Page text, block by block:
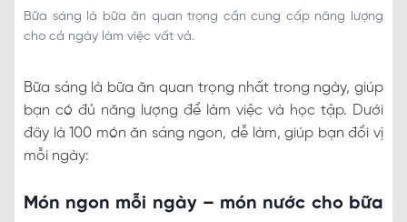
Bữa sáng là bữa ăn quan trọng cần cung cấp năng lượng
cho cả ngày làm việc vất vả.
Bữa sáng là bữa ăn quan trọng nhất trong ngày, giúp
bạn có đủ năng lượng để làm việc và học tập. Dưới
đây là 100 món ăn sáng ngon, dễ làm, giúp bạn đổi vị
mỗi ngày:
Món ngon mỗi ngày – món nước cho bữa